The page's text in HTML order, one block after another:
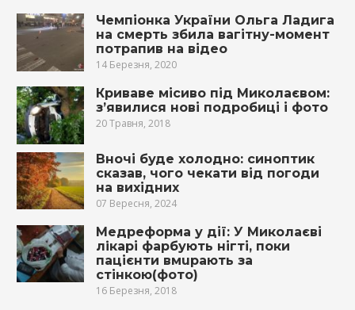
Чемпіонка України Ольга Ладига
на смерть збила вагітну-момент
потрапив на відео
14 Березня, 2020
Криваве місиво під Миколаєвом:
з’явилися нові подробиці і фото
20 Травня, 2018
Вночі буде холодно: синоптик
сказав, чого чекати від погоди
на вихідних
07 Вересня, 2024
Мeдреформа у дії: У Миколаєві
лiкарі фарбують нігті, поки
пaцієнти вмupають за
стінкою(фото)
16 Березня, 2018